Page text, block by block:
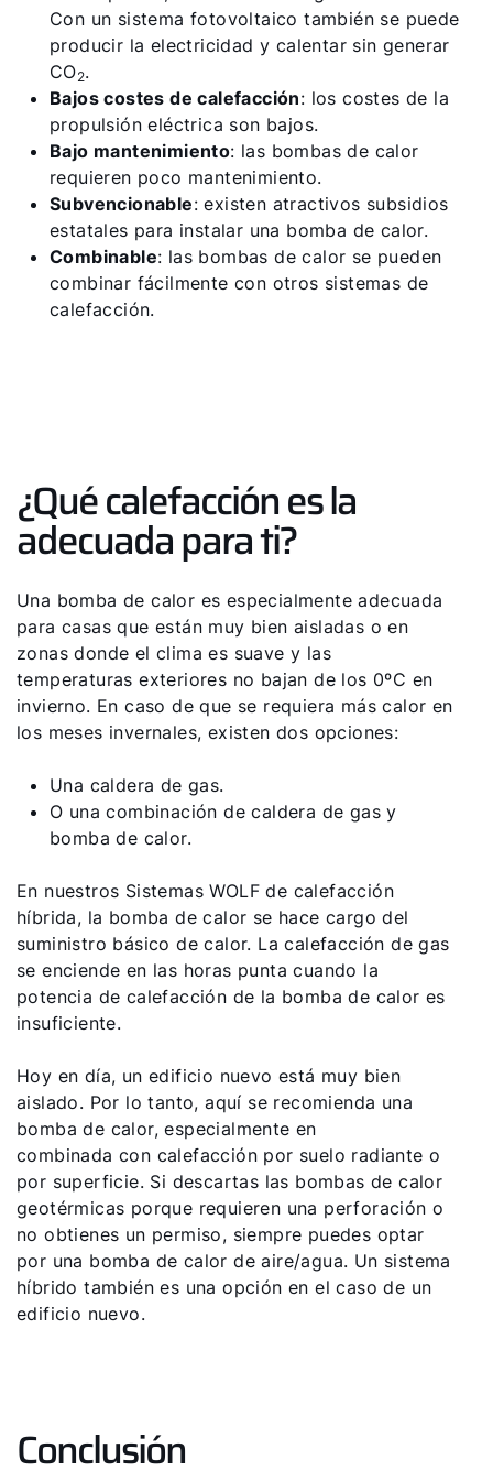
Con un sistema fotovoltaico también se puede
producir la electricidad y calentar sin generar
CO2.
Bajos costes de calefacción: los costes de la
propulsión eléctrica son bajos.
Bajo mantenimiento: las bombas de calor
requieren poco mantenimiento.
Subvencionable: existen atractivos subsidios
estatales para instalar una bomba de calor.
Combinable: las bombas de calor se pueden
combinar fácilmente con otros sistemas de
calefacción.
¿Qué calefacción es la
adecuada para ti?
Una bomba de calor es especialmente adecuada
para casas que están muy bien aisladas o en
zonas donde el clima es suave y las
temperaturas exteriores no bajan de los 0ºC en
invierno. En caso de que se requiera más calor en
los meses invernales, existen dos opciones:
Una caldera de gas.
O una combinación de caldera de gas y
bomba de calor.
En nuestros Sistemas WOLF de calefacción
híbrida, la bomba de calor se hace cargo del
suministro básico de calor. La calefacción de gas
se enciende en las horas punta cuando la
potencia de calefacción de la bomba de calor es
insuficiente.
Hoy en día, un edificio nuevo está muy bien
aislado. Por lo tanto, aquí se recomienda una
bomba de calor, especialmente en
combinada con calefacción por suelo radiante o
por superficie. Si descartas las bombas de calor
geotérmicas porque requieren una perforación o
no obtienes un permiso, siempre puedes optar
por una bomba de calor de aire/agua. Un sistema
híbrido también es una opción en el caso de un
edificio nuevo.
Conclusión